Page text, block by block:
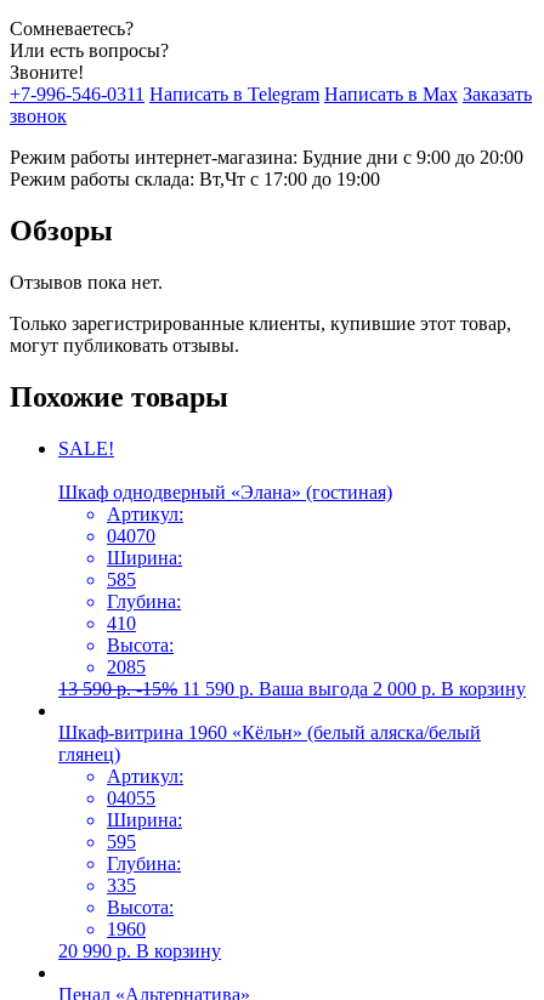
Сомневаетесь?
Или есть вопросы?
Звоните!
+7-996-546-0311 Написать в Telegram Написать в Max Заказать
звонок
Режим работы интернет-магазина: Будние дни с 9:00 до 20:00
Режим работы склада: Вт,Чт с 17:00 до 19:00
Обзоры
Отзывов пока нет.
Только зарегистрированные клиенты, купившие этот товар,
могут публиковать отзывы.
Похожие товары
SALE!
Шкаф однодверный «Элана» (гостиная)
Артикул:
04070
Ширина:
585
Глубина:
410
Высота:
2085
13 590р. -15% 11 590 р. Ваша выгода 2 000 р. В корзину
Шкаф-витрина 1960 «Кёльн» (белый аляска/белый
глянец)
Артикул:
04055
Ширина:
595
Глубина:
335
Высота:
1960
20 990 р. В корзину
Пенал «Альтернатива»